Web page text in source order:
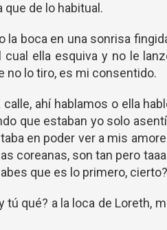
que de lo habitual.
la boca en una sonrisa
ella esquiva y no le
no lo tiro, es mi consentido.
ahí hablamos o ella
que estaban yo solo
en poder ver a mis
coreanas, son tan pero
que es lo primero, cierto?
qué? a la loca de Loreth,